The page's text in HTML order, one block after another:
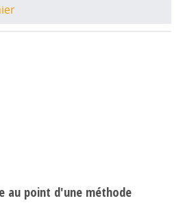
au point d'une méthode